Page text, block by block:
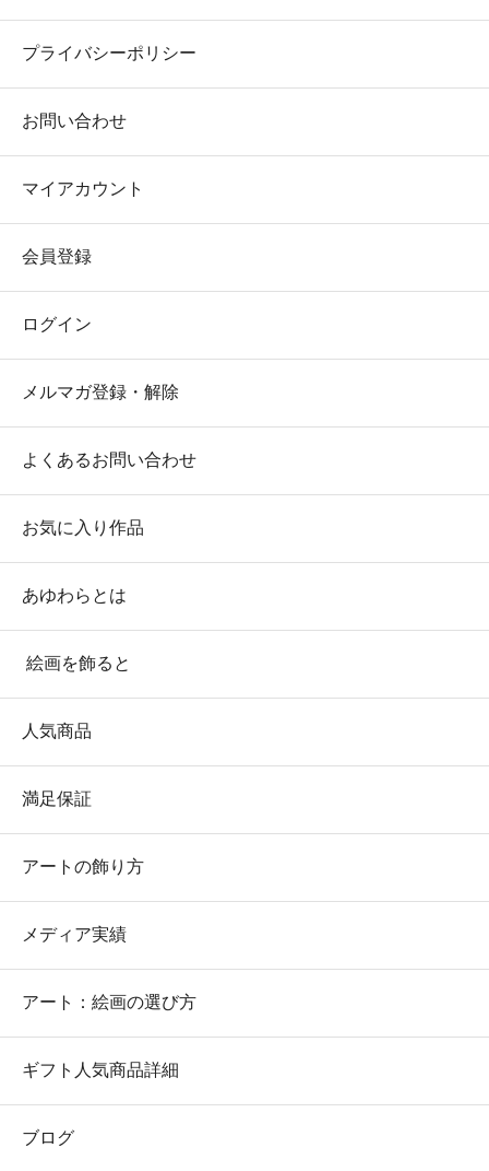
プライバシーポリシー
お問い合わせ
マイアカウント
会員登録
ログイン
メルマガ登録・解除
よくあるお問い合わせ
お気に入り作品
あゆわらとは
絵画を飾ると
人気商品
満足保証
アートの飾り方
メディア実績
アート：絵画の選び方
ギフト人気商品詳細
ブログ